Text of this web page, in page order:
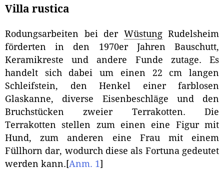
Villa rustica
Rodungsarbeiten bei der WüstungRudelsheim
förderten in den 1970er Jahren Bauschutt,
Keramikreste und andere Funde zutage. Es
handelt sich dabei um einen 22 cm langen
Schleifstein, den Henkel einer farblosen
Glaskanne, diverse Eisenbeschläge und den
Bruchstücken zweier Terrakotten. Die
Terrakotten stellen zum einen eine Figur mit
Hund, zum anderen eine Frau mit einem
Füllhorn dar, wodurch diese als Fortuna gedeutet
werden kann. [Anm. 1]